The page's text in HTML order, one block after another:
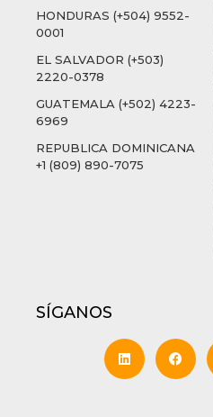
HONDURAS (+504) 9552-
0001
EL SALVADOR (+503)
2220-0378
GUATEMALA (+502) 4223-
6969
REPUBLICA DOMINICANA
+1 (809) 890-7075
SÍGANOS